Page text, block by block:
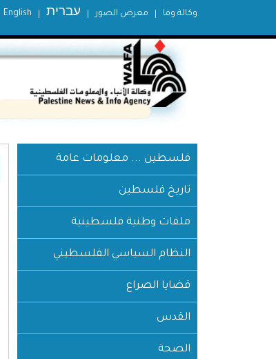
English עברית معرض الصور وكالة وفا
فلسطين ... معلومات عامة
تاريخ فلسطين
ملفات وطنية فلسطينية
النظام السياسي الفلسطيني
قضايا الصراع
القدس
الصحة